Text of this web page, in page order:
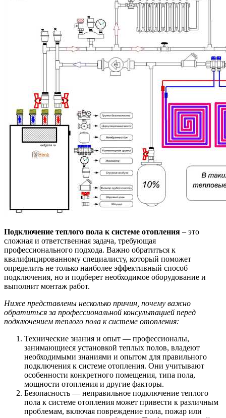
Подключение теплого пола к системе отопления – это
сложная и ответственная задача, требующая
профессионального подхода. Важно обратиться к
квалифицированному специалисту, который поможет
определить не только наиболее эффективный способ
подключения, но и подберет необходимое оборудование и
выполнит монтаж работ.
Ниже представлены несколько причин, почему важно
обратиться за профессиональной консультацией перед
подключением теплого пола к системе отопления:
Технические знания и опыт — профессионалы,
занимающиеся установкой теплых полов, владеют
необходимыми знаниями и опытом для правильного
подключения к системе отопления. Они учитывают
особенности конкретного помещения, типа пола,
мощности отопления и другие факторы.
Безопасность — неправильное подключение теплого
пола к системе отопления может привести к различным
проблемам, включая повреждение пола, пожар или